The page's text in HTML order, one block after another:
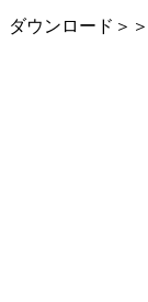
ダウンロード＞＞